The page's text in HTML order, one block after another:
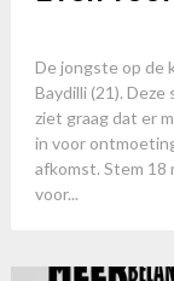
De jongste op de
Baydilli (21).
ziet graag dat er
in voor
afkomst. Stem 18
voor...